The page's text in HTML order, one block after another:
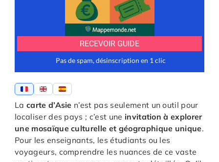
La carte d’Asie n’est pas seulement un outil pour
localiser des pays ; c’est une invitation à explorer
une mosaïque culturelle et géographique unique.
Pour les enseignants, les étudiants ou les
voyageurs, comprendre les nuances de ce vaste